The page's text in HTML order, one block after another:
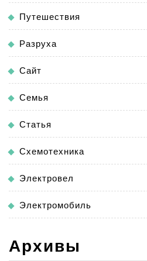
Путешествия
Разруха
Сайт
Семья
Статья
Схемотехника
Электровел
Электромобиль
Архивы